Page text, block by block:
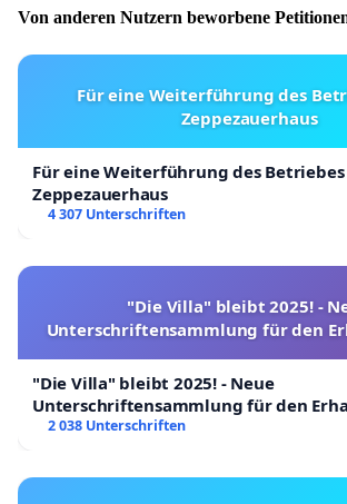
Von anderen Nutzern beworbene
Für eine Weiterführung des
Zeppezauerhaus
Für eine Weiterführung des Betriebes
Zeppezauerhaus
4 307 Unterschriften
"Die Villa" bleibt 2025! -
Unterschriftensammlung für den
"Die Villa" bleibt 2025! - Neue
Unterschriftensammlung für den
2 038 Unterschriften